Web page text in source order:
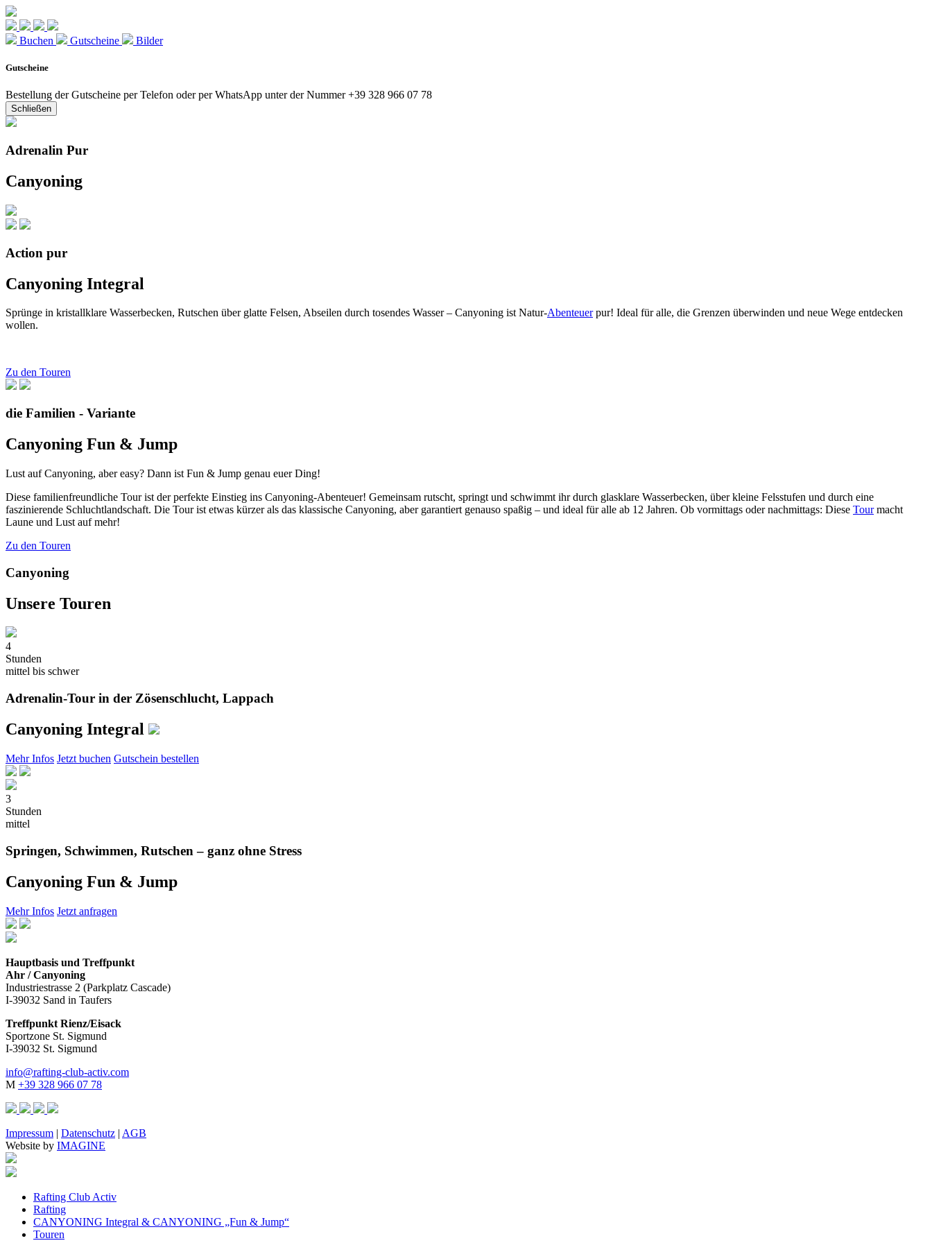
Buchen Gutscheine Bilder
Gutscheine
Bestellung der Gutscheine per Telefon oder per WhatsApp unter der Nummer +39 328 966 07 78
Schließen
Adrenalin Pur
Canyoning
Action pur
Canyoning Integral
Sprünge in kristallklare Wasserbecken, Rutschen über glatte Felsen, Abseilen durch tosendes Wasser – Canyoning ist Natur-Abenteuerpur! Ideal für alle, die Grenzen überwinden und neue Wege entdecken
wollen.
Zu den Touren
die Familien - Variante
Canyoning Fun & Jump
Lust auf Canyoning, aber easy? Dann ist Fun & Jump genau euer Ding!
Diese familienfreundliche Tour ist der perfekte Einstieg ins Canyoning-Abenteuer! Gemeinsam rutscht, springt und schwimmt ihr durch glasklare Wasserbecken, über kleine Felsstufen und durch eine
faszinierende Schluchtlandschaft. Die Tour ist etwas kürzer als das klassische Canyoning, aber garantiert genauso spaßig – und ideal für alle ab 12 Jahren. Ob vormittags oder nachmittags: Diese Tourmacht
Laune und Lust auf mehr!
Zu den Touren
Canyoning
Unsere Touren
4
Stunden
mittel bis schwer
Adrenalin-Tour in der Zösenschlucht, Lappach
Canyoning Integral
Mehr Infos Jetzt buchen Gutschein bestellen
3
Stunden
mittel
Springen, Schwimmen, Rutschen – ganz ohne Stress
Canyoning Fun & Jump
Mehr Infos Jetzt anfragen
Hauptbasis und Treffpunkt
Ahr / Canyoning
Industriestrasse 2 (Parkplatz Cascade)
I-39032 Sand in Taufers
Treffpunkt Rienz/Eisack
Sportzone St. Sigmund
I-39032 St. Sigmund
info@rafting-club-activ.com
M +39 328 966 07 78
Impressum | Datenschutz | AGB
Website by IMAGINE
Rafting Club Activ
Rafting
CANYONING Integral & CANYONING „Fun & Jump“
Touren